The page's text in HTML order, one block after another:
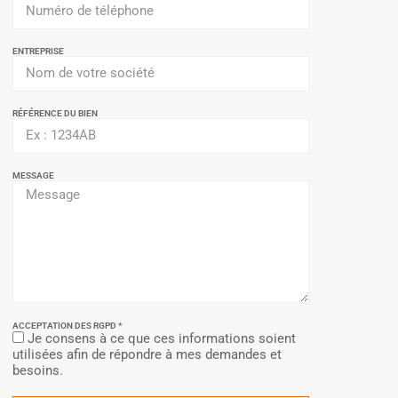
ENTREPRISE
RÉFÉRENCE DU BIEN
MESSAGE
ACCEPTATION DES RGPD *
Je consens à ce que ces informations soient
utilisées afin de répondre à mes demandes et
besoins.